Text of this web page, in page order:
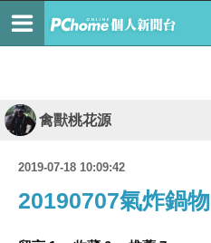
禽獸桃花源
2019-07-18 10:09:42
20190707氣炸鍋物